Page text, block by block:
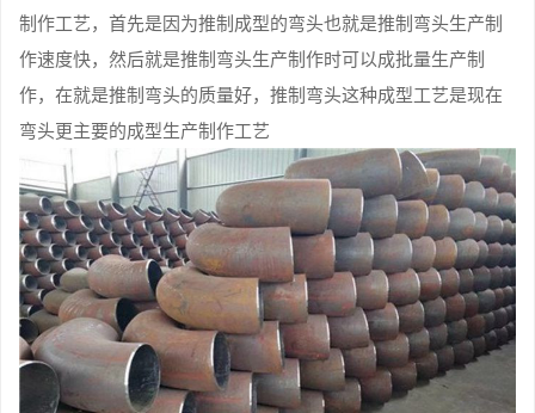
制作工艺，首先是因为推制成型的弯头也就是推制弯头生产制
作速度快，然后就是推制弯头生产制作时可以成批量生产制
作，在就是推制弯头的质量好，推制弯头这种成型工艺是现在
弯头更主要的成型生产制作工艺